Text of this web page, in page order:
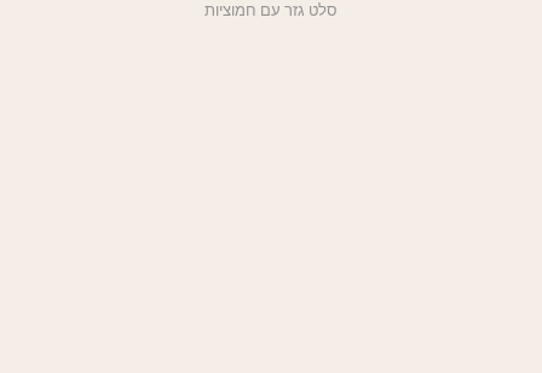
סלט גזר עם חמוציות